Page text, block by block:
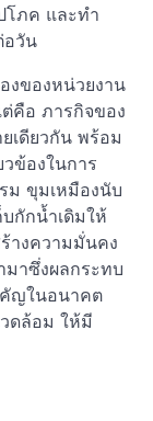
โภค และทำ
อวัน
งของหน่วยงาน
คือ ภารกิจของ
เดียวกัน พร้อม
ข้องในการ
ม ขุมเหมืองนับ
กักน้ำเดิมให้
างความมั่นคง
าซึ่งผลกระทบ
คัญในอนาคต
ดล้อม ให้มี